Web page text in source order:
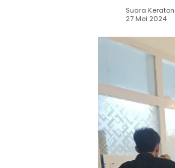
Suara Keraton
27 Mei 2024